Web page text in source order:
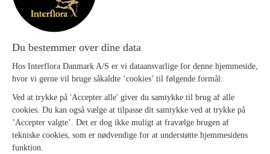
til enhver tid afmelde dig.
Om Interflora
Sig det med blomster